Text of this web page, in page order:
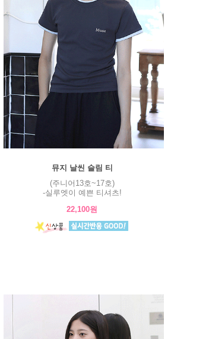
뮤지 날씬 슬림 티
(주니어13호~17호)
-실루엣이 예쁜 티셔츠!
22,100원